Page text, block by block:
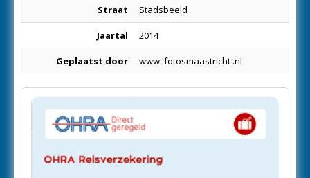
Straat Stadsbeeld
Jaartal 2014
Geplaatst door www. fotosmaastricht .nl